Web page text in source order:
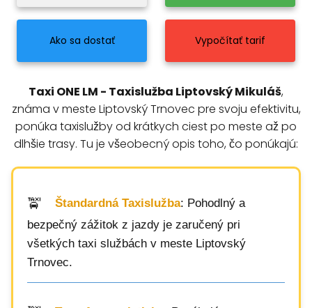
Ako sa dostať Vypočítať tarif
Taxi ONE LM - Taxislužba Liptovský Mikuláš,
známa v meste Liptovský Trnovec pre svoju efektivitu,
ponúka taxislužby od krátkych ciest po meste až po
dlhšie trasy. Tu je všeobecný opis toho, čo ponúkajú:
Štandardná Taxislužba: Pohodlný a
bezpečný zážitok z jazdy je zaručený pri
všetkých taxi službách v meste Liptovský
Trnovec.